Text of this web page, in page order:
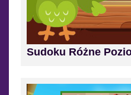
Sudoku Różne